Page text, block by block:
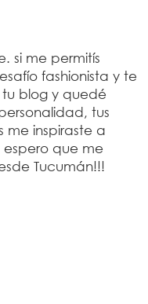
si me permitís
fashionista y te
blog y quedé
tus
me inspiraste a
que me
Tucumán!!!